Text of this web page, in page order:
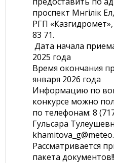
проспект Мәнгілік
РГП «Казгидромет»,
83 71.
Дата начала
2025 года
Время окончания
января 2026 года
Информацию по
конкурсе можно
по телефонам: 8
Гульсара
Рассматривается
пакета